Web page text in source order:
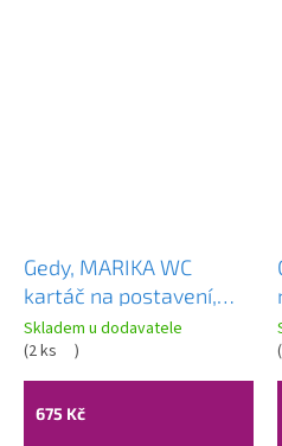
Gedy, MARIKA WC
kartáč na postavení,
růžová, MK3310
Skladem u dodavatele
(2 ks )
675 Kč
(